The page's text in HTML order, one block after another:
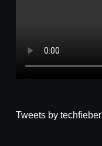
Tweets by techfieber